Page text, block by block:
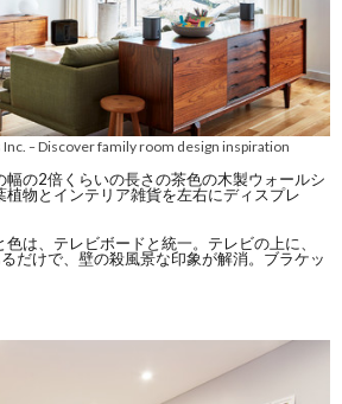
–Discover family room design inspiration
の2倍くらいの長さの茶色の木製ウォールシ
植物とインテリア雑貨を左右にディスプレ
は、テレビボードと統一。テレビの上に、
だけで、壁の殺風景な印象が解消。ブラケッ